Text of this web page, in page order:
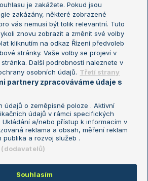
Turnaj mistrů
Turnaj mistryň
Nastavení soukromí
Reklama
Informace o zpracování osobních
údajů
je zakážete. Pokud jsou
zakázány, některé zobrazené
vás nemusí být tolik relevantní. Tuto
znovu zobrazit a změnit své volby
kliknutím na odkaz Řízení předvoleb
stránky. Vaše volby se projeví v
Další podrobnosti naleznete v
osobních údajů. Třetí strany
partnery zpracováváme údaje s
údajů o zeměpisné poloze . Aktivní
údajů v rámci specifických
Ukládání a/nebo přístup k informacím v
reklama a obsah, měření reklam
publika a rozvoj služeb .
Souhlasím